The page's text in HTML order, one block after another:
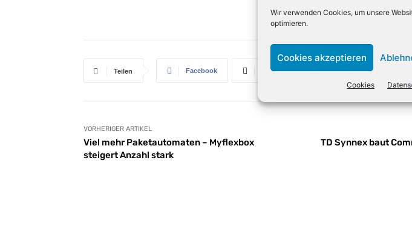
Wir verwenden Cookies, um unsere
optimieren.
Cookies akzeptieren
Cookies
Teilen Facebook Email Drucken
VORHERIGER ARTIKEL
Viel mehr Paketautomaten – Myflexbox
steigert Anzahl stark
TD Synnex baut